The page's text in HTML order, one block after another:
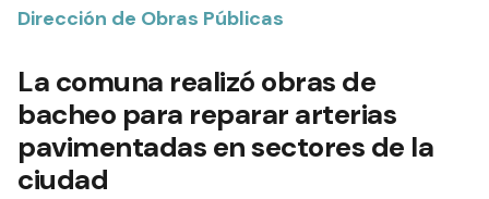
Dirección de Obras Públicas
La comuna realizó obras de
bacheo para reparar arterias
pavimentadas en sectores de la
ciudad